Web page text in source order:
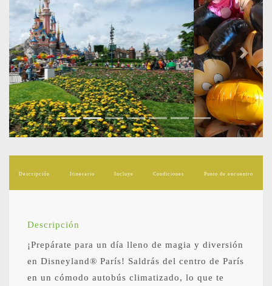
Previous Next
Descripción Itinerario Incluye Condiciones Punto de encuentro
Descripción
¡Prepárate para un día lleno de magia y diversión
en Disneyland® París! Saldrás del centro de París
en un cómodo autobús climatizado, lo que te